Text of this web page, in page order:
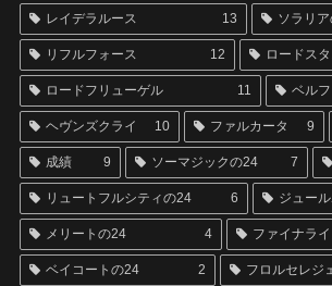
レイデラルース 13 ソラリ
リフルフォース 12 ロードス
ロードフリューゲル 11 ベル
ヘヴンズクライ 10 ファルカータ 9
成績 9 ソーマジックの24 7
リュートフルシティの24 6 ジュー
メリートの24 4 ファイナラ
ベイコートの24 2 フロルセレジ